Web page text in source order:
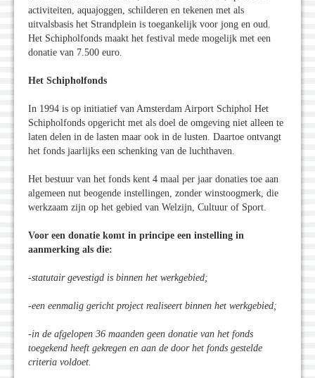
activiteiten, aquajoggen, schilderen en tekenen met als
uitvalsbasis het Strandplein is toegankelijk voor jong en oud.
Het Schipholfonds maakt het festival mede mogelijk met een
donatie van 7.500 euro.
Het Schipholfonds
In 1994 is op initiatief van Amsterdam Airport Schiphol Het
Schipholfonds opgericht met als doel de omgeving niet alleen te
laten delen in de lasten maar ook in de lusten. Daartoe ontvangt
het fonds jaarlijks een schenking van de luchthaven.
Het bestuur van het fonds kent 4 maal per jaar donaties toe aan
algemeen nut beogende instellingen, zonder winstoogmerk, die
werkzaam zijn op het gebied van Welzijn, Cultuur of Sport.
Voor een donatie komt in principe een instelling in
aanmerking als die:
-statutair gevestigd is binnen het werkgebied;
-een eenmalig gericht project realiseert binnen het werkgebied;
-in de afgelopen 36 maanden geen donatie van het fonds
toegekend heeft gekregen en aan de door het fonds gestelde
criteria voldoet.